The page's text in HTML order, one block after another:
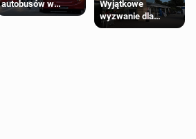
autobusów w
Londynie
Wyjątkowe
wyzwanie dla
posiadaczy kart